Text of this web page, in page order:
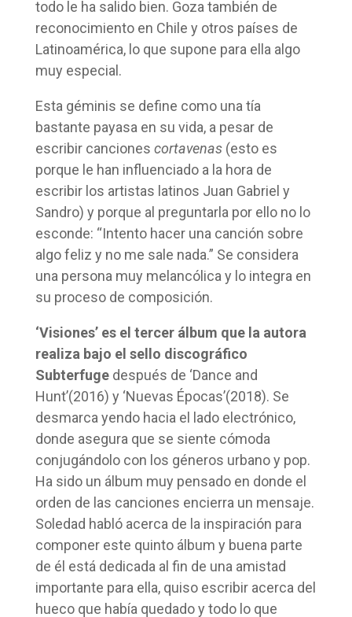
todo le ha salido bien. Goza también de
reconocimiento en Chile y otros países de
Latinoamérica, lo que supone para ella algo
muy especial.
Esta géminis se define como una tía
bastante payasa en su vida, a pesar de
escribir canciones cortavenas(esto es
porque le han influenciado a la hora de
escribir los artistas latinos Juan Gabriel y
Sandro) y porque al preguntarla por ello no lo
esconde: “Intento hacer una canción sobre
algo feliz y no me sale nada.” Se considera
una persona muy melancólica y lo integra en
su proceso de composición.
‘Visiones’ es el tercer álbum que la autora
realiza bajo el sello discográfico
Subterfugedespués de ‘Dance and
Hunt’(2016) y ‘Nuevas Épocas’(2018). Se
desmarca yendo hacia el lado electrónico,
donde asegura que se siente cómoda
conjugándolo con los géneros urbano y pop.
Ha sido un álbum muy pensado en donde el
orden de las canciones encierra un mensaje.
Soledad habló acerca de la inspiración para
componer este quinto álbum y buena parte
de él está dedicada al fin de una amistad
importante para ella, quiso escribir acerca del
hueco que había quedado y todo lo que